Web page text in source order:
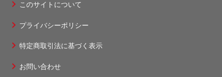
ッ
タ
2
このサイトについて
プライバシーポリシー
特定商取引法に基づく表示
お問い合わせ